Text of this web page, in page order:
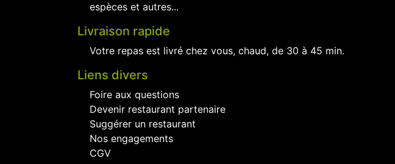
espèces et autres...
Livraison rapide
Votre repas est livré chez vous, chaud, de 30 à 45 min.
Liens divers
Foire aux questions
Devenir restaurant partenaire
Suggérer un restaurant
Nos engagements
CGV